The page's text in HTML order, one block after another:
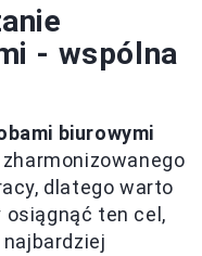
- wspólna
biurowymi
dlatego warto
ten cel,